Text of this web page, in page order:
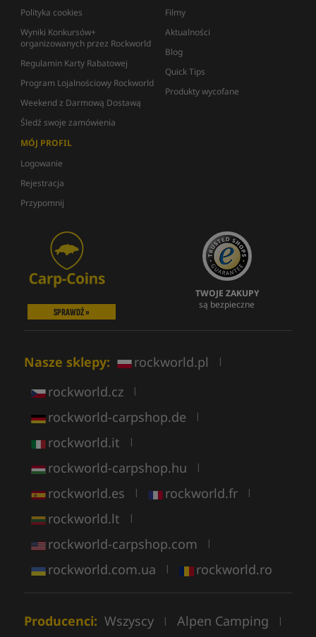
Polityka cookies
Wyniki Konkursów+
organizowanych przez Rockworld
Regulamin Karty Rabatowej
Program Lojalnościowy Rockworld
Weekend z Darmową Dostawą
Śledź swoje zamówienia
Filmy
Aktualności
Blog
Quick Tips
Produkty wycofane
MÓJ PROFIL
Logowanie
Rejestracja
Przypomnij
SPRAWDŹ »
TWOJE ZAKUPY
są bezpieczne
Nasze sklepy: rockworld.pl |
rockworld.cz |
rockworld-carpshop.de |
rockworld.it |
rockworld-carpshop.hu |
rockworld.es | rockworld.fr |
rockworld.lt |
rockworld-carpshop.com |
rockworld.com.ua | rockworld.ro
Producenci: Wszyscy | Alpen Camping |